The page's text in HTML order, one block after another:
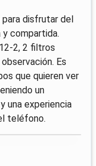
disfrutar del
compartida.
2, 2 filtros
Es
que quieren ver
un
una experiencia
teléfono.